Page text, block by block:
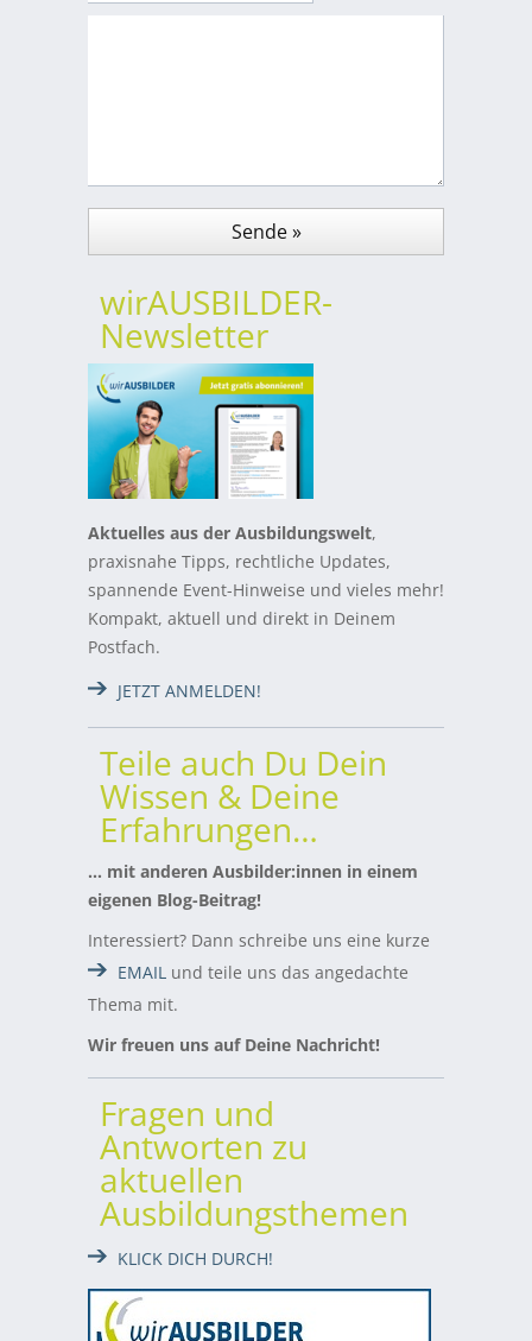
wirAUSBILDER-
Newsletter
Aktuelles aus der Ausbildungswelt,
praxisnahe Tipps, rechtliche Updates,
spannende Event-Hinweise und vieles mehr!
Kompakt, aktuell und direkt in Deinem
Postfach.
JETZT ANMELDEN!
Teile auch Du Dein
Wissen & Deine
Erfahrungen…
… mit anderen Ausbilder:innen in einem
eigenen Blog-Beitrag!
Interessiert? Dann schreibe uns eine kurze
EMAIL und teile uns das angedachte
Thema mit.
Wir freuen uns auf Deine Nachricht!
Fragen und
Antworten zu
aktuellen
Ausbildungsthemen
KLICK DICH DURCH!